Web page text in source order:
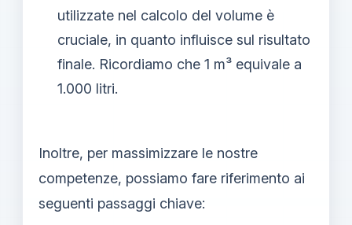
utilizzate nel calcolo del volume è
cruciale, in quanto influisce sul risultato
finale. Ricordiamo che 1 m³ equivale a
1.000 litri.
Inoltre, per massimizzare le nostre
competenze, possiamo fare riferimento ai
seguenti passaggi chiave: